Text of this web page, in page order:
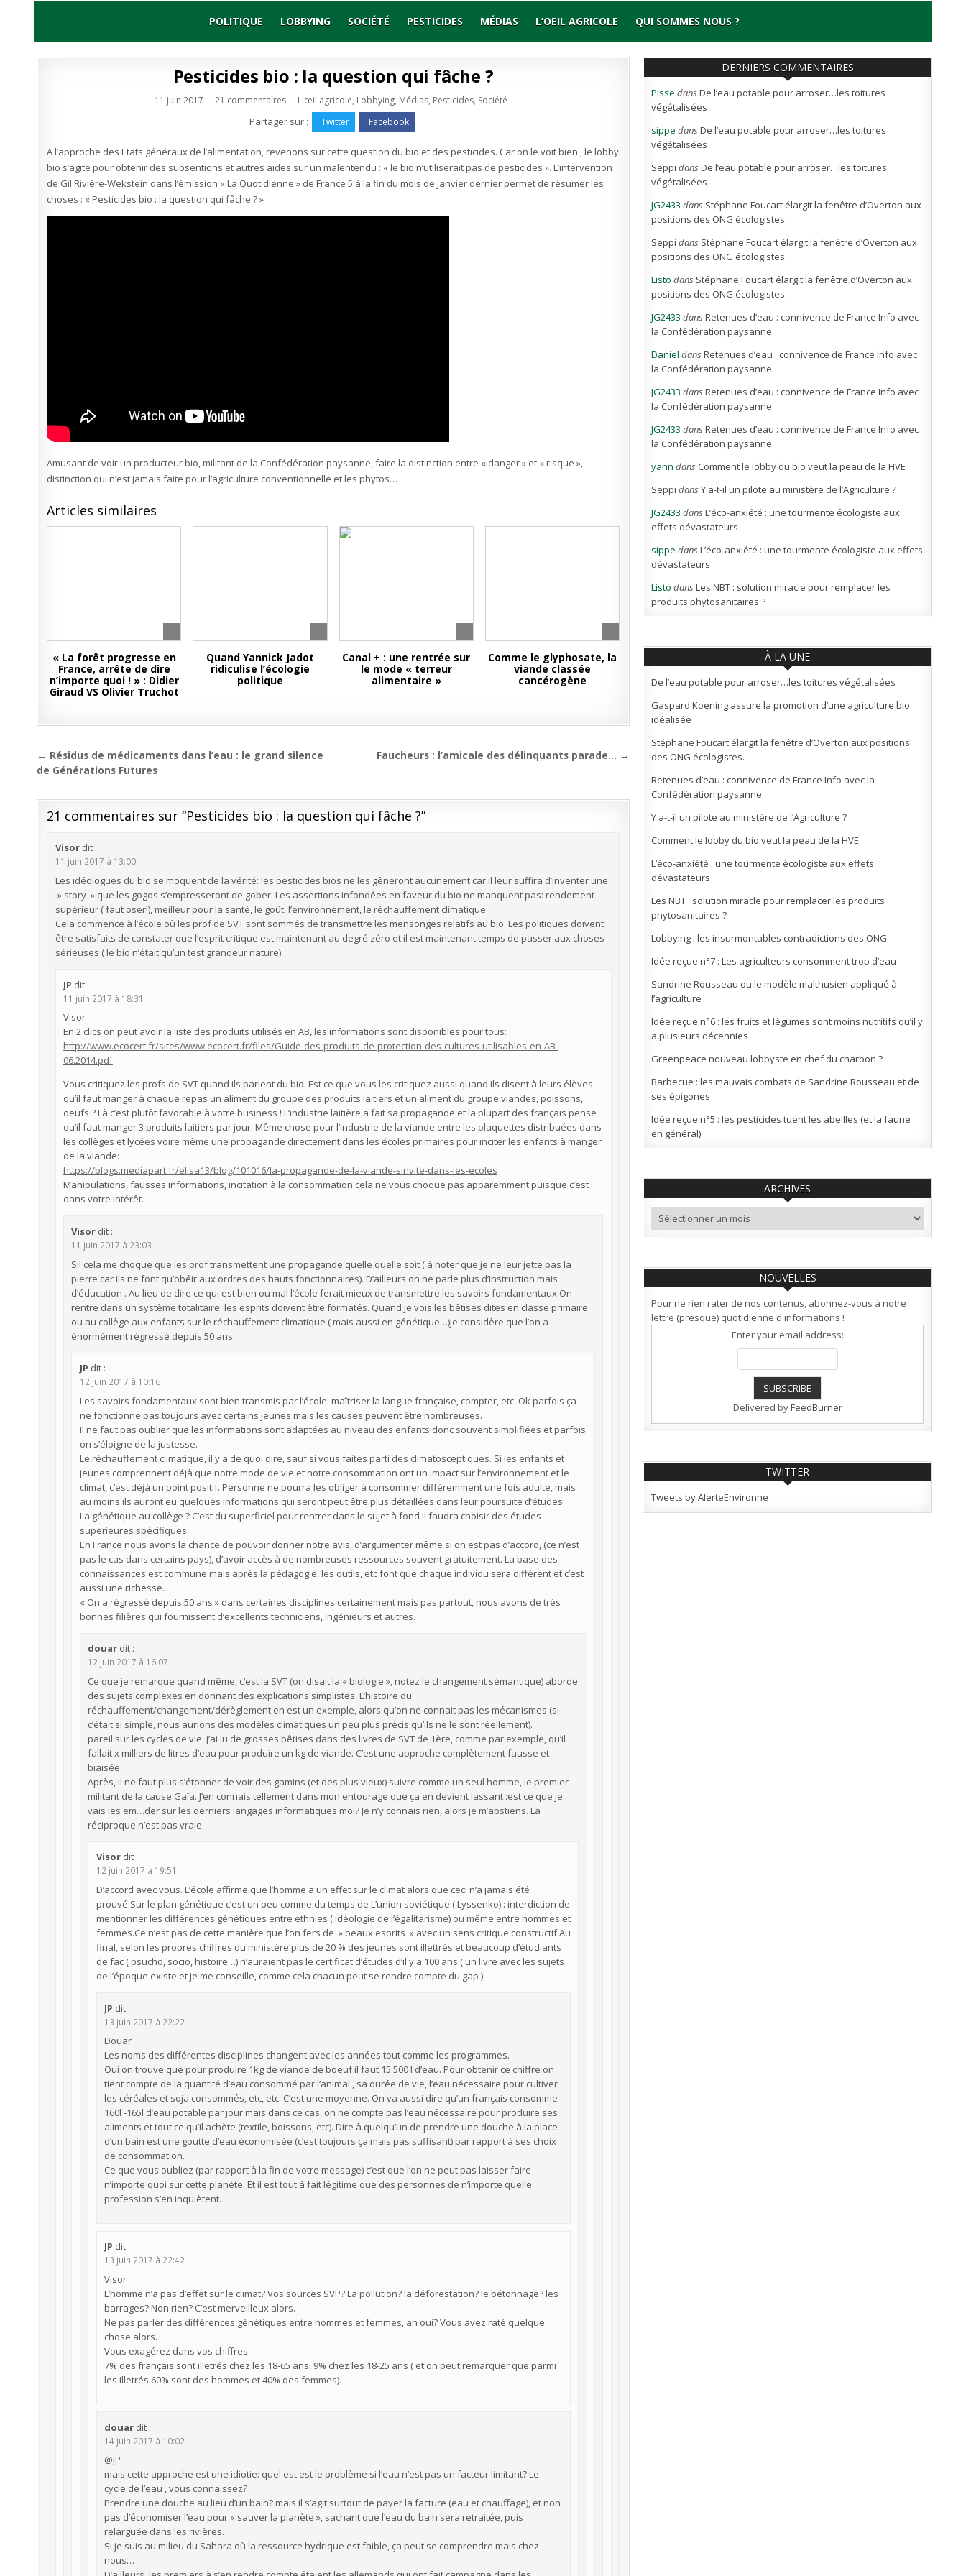
POLITIQUE LOBBYING SOCIÉTÉ PESTICIDES MÉDIAS L’OEIL AGRICOLE QUI SOMMES NOUS ?
Pesticides bio : la question qui fâche ?
11 juin 2017 21 commentairessur
Pesticides
:
qui
?
Publié
L'œil agricole, Lobbying, Médias, Pesticides, Société
Partager sur : Twitter Facebook
A l’approche des Etats généraux de l’alimentation, revenons sur cette question du bio et des pesticides. Car on le voit bien , le lobby
bio s’agite pour obtenir des subsentions et autres aides sur un malentendu : « le bio n’utiliserait pas de pesticides ». L’intervention
de Gil Rivière-Wekstein dans l’émission « La Quotidienne » de France 5 à la fin du mois de janvier dernier permet de résumer les
choses : « Pesticides bio : la question qui fâche ? »
Amusant de voir un producteur bio, militant de la Confédération paysanne, faire la distinction entre « danger » et « risque »,
distinction qui n’est jamais faite pour l’agriculture conventionnelle et les phytos…
Articles similaires
« La forêt progresse en
France, arrête de dire
n’importe quoi ! » : Didier
Giraud VS Olivier Truchot
Quand Yannick Jadot
ridiculise l’écologie
politique
Canal + : une rentrée sur
le mode « terreur
alimentaire »
Comme le glyphosate, la
viande classée
cancérogène
Navigation
de
l’article
Faucheurs : l’amicale des délinquants parade… →
← Résidus de médicaments dans l’eau : le grand silence
de Générations Futures
21 commentaires sur “Pesticides bio : la question qui fâche ?”
Visor dit :
11 juin 2017 à 13:00
Les idéologues du bio se moquent de la vérité: les pesticides bios ne les gêneront aucunement car il leur suffira d’inventer une
» story » que les gogos s’empresseront de gober. Les assertions infondées en faveur du bio ne manquent pas: rendement
supérieur ( faut oser!), meilleur pour la santé, le goût, l’environnement, le réchauffement climatique ….
Cela commence à l’école où les prof de SVT sont sommés de transmettre les mensonges relatifs au bio. Les politiques doivent
être satisfaits de constater que l’esprit critique est maintenant au degré zéro et il est maintenant temps de passer aux choses
sérieuses ( le bio n’était qu’un test grandeur nature).
JP dit :
11 juin 2017 à 18:31
Visor
En 2 clics on peut avoir la liste des produits utilisés en AB, les informations sont disponibles pour tous:
http://www.ecocert.fr/sites/www.ecocert.fr/files/Guide-des-produits-de-protection-des-cultures-utilisables-en-AB-
06.2014.pdf
Vous critiquez les profs de SVT quand ils parlent du bio. Est ce que vous les critiquez aussi quand ils disent à leurs élèves
qu’il faut manger à chaque repas un aliment du groupe des produits laitiers et un aliment du groupe viandes, poissons,
oeufs ? Là c’est plutôt favorable à votre business ! L’industrie laitière a fait sa propagande et la plupart des français pense
qu’il faut manger 3 produits laitiers par jour. Même chose pour l’industrie de la viande entre les plaquettes distribuées dans
les collèges et lycées voire même une propagande directement dans les écoles primaires pour inciter les enfants à manger
de la viande:
https://blogs.mediapart.fr/elisa13/blog/101016/la-propagande-de-la-viande-sinvite-dans-les-ecoles
Manipulations, fausses informations, incitation à la consommation cela ne vous choque pas apparemment puisque c’est
dans votre intérêt.
Visor dit :
11 juin 2017 à 23:03
Si! cela me choque que les prof transmettent une propagande quelle quelle soit ( à noter que je ne leur jette pas la
pierre car ils ne font qu’obéir aux ordres des hauts fonctionnaires). D’ailleurs on ne parle plus d’instruction mais
d’éducation . Au lieu de dire ce qui est bien ou mal l’école ferait mieux de transmettre les savoirs fondamentaux.On
rentre dans un système totalitaire: les esprits doivent être formatés. Quand je vois les bêtises dites en classe primaire
ou au collège aux enfants sur le réchauffement climatique ( mais aussi en génétique…)je considère que l’on a
énormément régressé depuis 50 ans.
JP dit :
12 juin 2017 à 10:16
Les savoirs fondamentaux sont bien transmis par l’école: maîtriser la langue française, compter, etc. Ok parfois ça
ne fonctionne pas toujours avec certains jeunes mais les causes peuvent être nombreuses.
Il ne faut pas oublier que les informations sont adaptées au niveau des enfants donc souvent simplifiées et parfois
on s’éloigne de la justesse.
Le réchauffement climatique, il y a de quoi dire, sauf si vous faites parti des climatosceptiques. Si les enfants et
jeunes comprennent déjà que notre mode de vie et notre consommation ont un impact sur l’environnement et le
climat, c’est déjà un point positif. Personne ne pourra les obliger à consommer différemment une fois adulte, mais
au moins ils auront eu quelques informations qui seront peut être plus détaillées dans leur poursuite d’études.
La génétique au collège ? C’est du superficiel pour rentrer dans le sujet à fond il faudra choisir des études
superieures spécifiques.
En France nous avons la chance de pouvoir donner notre avis, d’argumenter même si on est pas d’accord, (ce n’est
pas le cas dans certains pays), d’avoir accès à de nombreuses ressources souvent gratuitement. La base des
connaissances est commune mais après la pédagogie, les outils, etc font que chaque individu sera différent et c’est
aussi une richesse.
« On a régressé depuis 50 ans » dans certaines disciplines certainement mais pas partout, nous avons de très
bonnes filières qui fournissent d’excellents techniciens, ingénieurs et autres.
douar dit :
12 juin 2017 à 16:07
Ce que je remarque quand même, c’est la SVT (on disait la « biologie », notez le changement sémantique) aborde
des sujets complexes en donnant des explications simplistes. L’histoire du
réchauffement/changement/dérèglement en est un exemple, alors qu’on ne connait pas les mécanismes (si
c’était si simple, nous aurions des modèles climatiques un peu plus précis qu’ils ne le sont réellement).
pareil sur les cycles de vie: j’ai lu de grosses bêtises dans des livres de SVT de 1ère, comme par exemple, qu’il
fallait x milliers de litres d’eau pour produire un kg de viande. C’est une approche complètement fausse et
biaisée.
Après, il ne faut plus s’étonner de voir des gamins (et des plus vieux) suivre comme un seul homme, le premier
militant de la cause Gaïa. J’en connais tellement dans mon entourage que ça en devient lassant :est ce que je
vais les em…der sur les derniers langages informatiques moi? Je n’y connais rien, alors je m’abstiens. La
réciproque n’est pas vraie.
Visor dit :
12 juin 2017 à 19:51
D’accord avec vous. L’école affirme que l’homme a un effet sur le climat alors que ceci n’a jamais été
prouvé.Sur le plan génétique c’est un peu comme du temps de L’union soviétique ( Lyssenko) : interdiction de
mentionner les différences génétiques entre ethnies ( idéologie de l’égalitarisme) ou même entre hommes et
femmes.Ce n’est pas de cette manière que l’on fers de » beaux esprits » avec un sens critique constructif.Au
final, selon les propres chiffres du ministère plus de 20 % des jeunes sont illettrés et beaucoup d’étudiants
de fac ( psucho, socio, histoire…) n’auraient pas le certificat d’études d’il y a 100 ans.( un livre avec les sujets
de l’époque existe et je me conseille, comme cela chacun peut se rendre compte du gap )
JP dit :
13 juin 2017 à 22:22
Douar
Les noms des différentes disciplines changent avec les années tout comme les programmes.
Oui on trouve que pour produire 1kg de viande de boeuf il faut 15 500 l d’eau. Pour obtenir ce chiffre on
tient compte de la quantité d’eau consommé par l’animal , sa durée de vie, l’eau nécessaire pour cultiver
les céréales et soja consommés, etc, etc. C’est une moyenne. On va aussi dire qu’un français consomme
160l -165l d’eau potable par jour mais dans ce cas, on ne compte pas l’eau nécessaire pour produire ses
aliments et tout ce qu’il achète (textile, boissons, etc). Dire à quelqu’un de prendre une douche à la place
d’un bain est une goutte d’eau économisée (c’est toujours ça mais pas suffisant) par rapport à ses choix
de consommation.
Ce que vous oubliez (par rapport à la fin de votre message) c’est que l’on ne peut pas laisser faire
n’importe quoi sur cette planète. Et il est tout à fait légitime que des personnes de n’importe quelle
profession s’en inquiètent.
JP dit :
13 juin 2017 à 22:42
Visor
L’homme n’a pas d’effet sur le climat? Vos sources SVP? La pollution? la déforestation? le bétonnage? les
barrages? Non rien? C’est merveilleux alors.
Ne pas parler des différences génétiques entre hommes et femmes, ah oui? Vous avez raté quelque
chose alors.
Vous exagérez dans vos chiffres.
7% des français sont illetrés chez les 18-65 ans, 9% chez les 18-25 ans ( et on peut remarquer que parmi
les illetrés 60% sont des hommes et 40% des femmes).
douar dit :
14 juin 2017 à 10:02
@JP
mais cette approche est une idiotie: quel est est le problème si l’eau n’est pas un facteur limitant? Le
cycle de l’eau , vous connaissez?
Prendre une douche au lieu d’un bain? mais il s’agit surtout de payer la facture (eau et chauffage), et non
pas d’économiser l’eau pour « sauver la planète », sachant que l’eau du bain sera retraitée, puis
relarguée dans les rivières…
Si je suis au milieu du Sahara où la ressource hydrique est faible, ça peut se comprendre mais chez
nous…
DERNIERS COMMENTAIRES
Pisse dansDe l’eau potable pour arroser…les toitures
végétalisées
sippe dansDe l’eau potable pour arroser…les toitures
végétalisées
Seppi dansDe l’eau potable pour arroser…les toitures
végétalisées
JG2433 dans Stéphane Foucart élargit la fenêtre d’Overton aux
positions des ONG écologistes.
Seppi dans Stéphane Foucart élargit la fenêtre d’Overton aux
positions des ONG écologistes.
Listo dans Stéphane Foucart élargit la fenêtre d’Overton aux
positions des ONG écologistes.
JG2433 dansRetenues d’eau : connivence de France Info avec
la Confédération paysanne.
Daniel dansRetenues d’eau : connivence de France Info avec
la Confédération paysanne.
JG2433 dansRetenues d’eau : connivence de France Info avec
la Confédération paysanne.
JG2433 dansRetenues d’eau : connivence de France Info avec
la Confédération paysanne.
yann dans Comment le lobby du bio veut la peau de la HVE
Seppi dansY a-t-il un pilote au ministère de l’Agriculture ?
JG2433 dansL’éco-anxiété : une tourmente écologiste aux
effets dévastateurs
sippe dansL’éco-anxiété : une tourmente écologiste aux effets
dévastateurs
Listo dansLes NBT : solution miracle pour remplacer les
produits phytosanitaires ?
À LA UNE
De l’eau potable pour arroser…les toitures végétalisées
Gaspard Koening assure la promotion d’une agriculture bio
idéalisée
Stéphane Foucart élargit la fenêtre d’Overton aux positions
des ONG écologistes.
Retenues d’eau : connivence de France Info avec la
Confédération paysanne.
Y a-t-il un pilote au ministère de l’Agriculture ?
Comment le lobby du bio veut la peau de la HVE
L’éco-anxiété : une tourmente écologiste aux effets
dévastateurs
Les NBT : solution miracle pour remplacer les produits
phytosanitaires ?
Lobbying : les insurmontables contradictions des ONG
Idée reçue n°7 : Les agriculteurs consomment trop d’eau
Sandrine Rousseau ou le modèle malthusien appliqué à
l’agriculture
Idée reçue n°6 : les fruits et légumes sont moins nutritifs qu’il y
a plusieurs décennies
Greenpeace nouveau lobbyste en chef du charbon ?
Barbecue : les mauvais combats de Sandrine Rousseau et de
ses épigones
Idée reçue n°5 : les pesticides tuent les abeilles (et la faune
en général)
ARCHIVES
Archives
NOUVELLES
Pour ne rien rater de nos contenus, abonnez-vous à notre
lettre (presque) quotidienne d'informations !
Enter your email address:
Delivered byFeedBurner
TWITTER
Tweets by AlerteEnvironne